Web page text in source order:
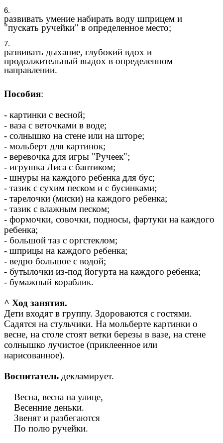
развивать умение набирать воду шприцем и
"пускать ручейки" в определенное место;
развивать дыхание, глубокий вдох и
продолжительный выдох в определенном
направлении.
Пособия:
- картинки с весной;
- ваза с веточками в воде;
- солнышко на стене или на шторе;
- мольберт для картинок;
- веревочка для игры "Ручеек";
- игрушка Лиса с бантиком;
- шнуры на каждого ребенка для бус;
- тазик с сухим песком и с бусинками;
- тарелочки (миски) на каждого ребенка;
- тазик с влажным песком;
- формочки, совочки, подносы, фартуки на каждого
ребенка;
- большой таз с оргстеклом;
- шприцы на каждого ребенка;
- ведро большое с водой;
- бутылочки из-под йогурта на каждого ребенка;
- бумажный кораблик.
^ Ход занятия.
Дети входят в группу. Здороваются с гостями.
Садятся на стульчики. На мольберте картинки о
весне, на столе стоят ветки березы в вазе, на стене
солнышко лучистое (приклеенное или
нарисованное).
Воспитатель декламирует.
Весна, весна на улице,
Весенние деньки.
Звенят и разбегаются
По полю ручейки.